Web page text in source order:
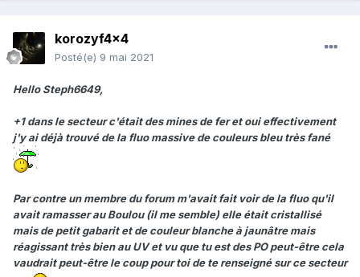
korozyf4x4
Posté(e) 9 mai 2021
Hello Steph6649,
+1 dans le secteur c'était des mines de fer et oui effectivement
j'y ai déjà trouvé de la fluo massive de couleurs bleu très fané
Par contre un membre du forum m'avait fait voir de la fluo qu'il
avait ramasser au Boulou (il me semble) elle était cristallisé
mais de petit gabarit et de couleur blanche à jaunâtre mais
réagissant très bien au UV et vu que tu est des PO peut-être cela
vaudrait peut-être le coup pour toi de te renseigné sur ce secteur